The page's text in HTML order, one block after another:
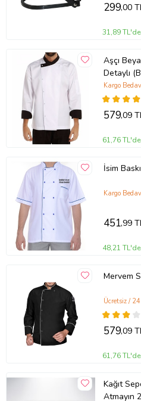
299,00
31,89
Aşçı
Detaylı
Kargo
579,09
61,76
Kargo
451,99
48,21
Mervem
Ücretsiz /
579,09
61,76
Kağıt
Atmayın